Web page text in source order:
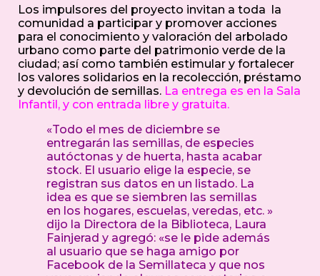
Los impulsores del proyecto invitan a toda la
comunidad a participar y promover acciones
para el conocimiento y valoración del arbolado
urbano como parte del patrimonio verde de la
ciudad; así como también estimular y fortalecer
los valores solidarios en la recolección, préstamo
y devolución de semillas. La entrega es en la Sala
Infantil, y con entrada libre y gratuita.
«Todo el mes de diciembre se
entregarán las semillas, de especies
autóctonas y de huerta, hasta acabar
stock. El usuario elige la especie, se
registran sus datos en un listado. La
idea es que se siembren las semillas
en los hogares, escuelas, veredas, etc. »
dijo la Directora de la Biblioteca, Laura
Fainjerad y agregó: «se le pide además
al usuario que se haga amigo por
Facebook de la Semillateca y que nos